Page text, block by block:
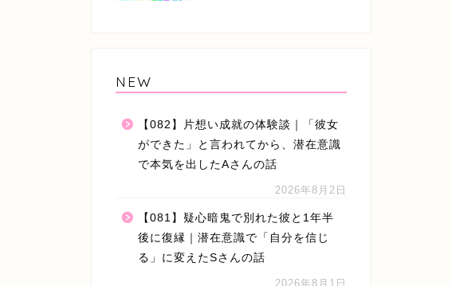
NEW
【082】片想い成就の体験談｜「彼女
ができた」と言われてから、潜在意識
で本気を出したAさんの話
2026年8月2日
【081】疑心暗鬼で別れた彼と1年半
後に復縁｜潜在意識で「自分を信じ
る」に変えたSさんの話
2026年8月1日